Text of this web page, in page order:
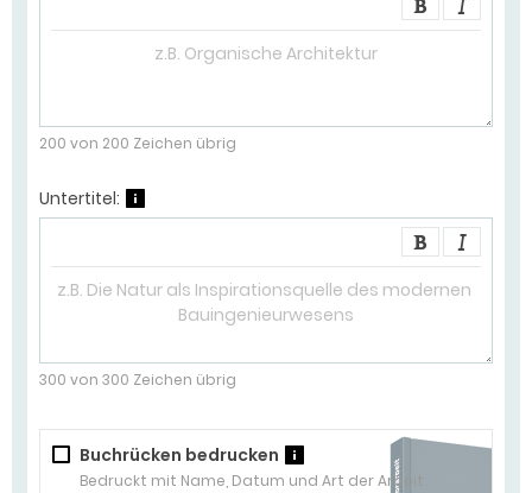
200 von 200 Zeichen übrig
Untertitel:
300 von 300 Zeichen übrig
Buchrücken bedrucken
Bedruckt mit Name, Datum und Art der Arbeit